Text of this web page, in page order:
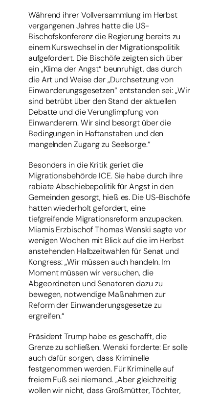
Während ihrer Vollversammlung im Herbst
vergangenen Jahres hatte die US-
Bischofskonferenz die Regierung bereits zu
einem Kurswechsel in der Migrationspolitik
aufgefordert. Die Bischöfe zeigten sich über
ein „Klima der Angst“ beunruhigt, das durch
die Art und Weise der „Durchsetzung von
Einwanderungsgesetzen“ entstanden sei: „Wir
sind betrübt über den Stand der aktuellen
Debatte und die Verunglimpfung von
Einwanderern. Wir sind besorgt über die
Bedingungen in Haftanstalten und den
mangelnden Zugang zu Seelsorge.“
Besonders in die Kritik geriet die
Migrationsbehörde ICE. Sie habe durch ihre
rabiate Abschiebepolitik für Angst in den
Gemeinden gesorgt, hieß es. Die US-Bischöfe
hatten wiederholt gefordert, eine
tiefgreifende Migrationsreform anzupacken.
Miamis Erzbischof Thomas Wenski sagte vor
wenigen Wochen mit Blick auf die im Herbst
anstehenden Halbzeitwahlen für Senat und
Kongress: „Wir müssen auch handeln. Im
Moment müssen wir versuchen, die
Abgeordneten und Senatoren dazu zu
bewegen, notwendige Maßnahmen zur
Reform der Einwanderungsgesetze zu
ergreifen.“
Präsident Trump habe es geschafft, die
Grenze zu schließen. Wenski forderte: Er solle
auch dafür sorgen, dass Kriminelle
festgenommen werden. Für Kriminelle auf
freiem Fuß sei niemand. „Aber gleichzeitig
wollen wir nicht, dass Großmütter, Töchter,